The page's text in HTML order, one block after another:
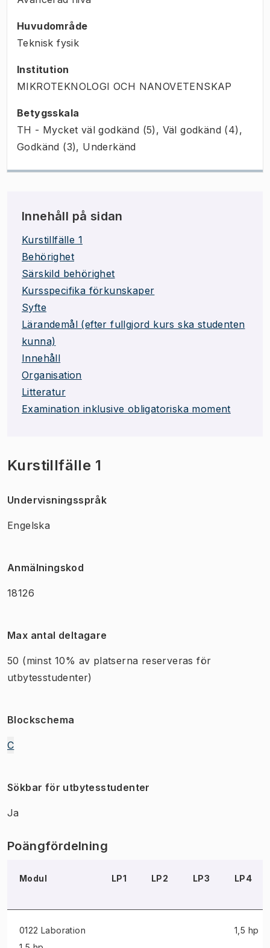
Huvudområde
Teknisk fysik
Institution
MIKROTEKNOLOGI OCH NANOVETENSKAP
Betygsskala
TH - Mycket väl godkänd (5), Väl godkänd (4),
Godkänd (3), Underkänd
Innehåll på sidan
Kurstillfälle 1
Behörighet
Särskild behörighet
Kursspecifika förkunskaper
Syfte
Lärandemål (efter fullgjord kurs ska studenten
kunna)
Innehåll
Organisation
Litteratur
Examination inklusive obligatoriska moment
Kurstillfälle 1
Undervisningsspråk
Engelska
Anmälningskod
18126
Max antal deltagare
50 (minst 10% av platserna reserveras för
utbytesstudenter)
Blockschema
C
Sökbar för utbytesstudenter
Ja
Poängfördelning
Modul LP1 LP2 LP3 LP4
0122 Laboration
1,5 hp